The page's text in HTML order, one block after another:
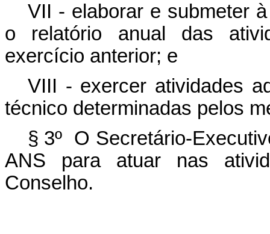
VII - elaborar e submeter
o relatório anual das
exercício anterior; e
VIII - exercer atividades
técnico determinadas pelos
§ 3º O Secretário-
ANS para atuar nas
Conselho.